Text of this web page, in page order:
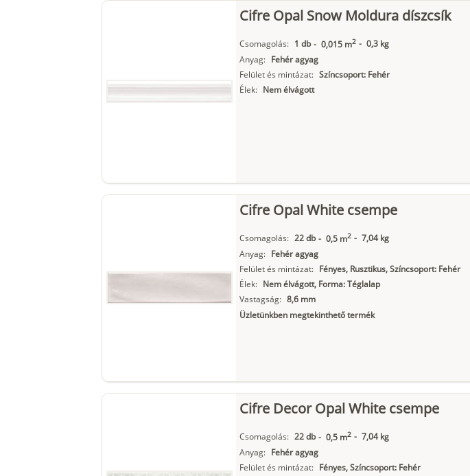
Cifre Opal Snow Moldura díszcsík
Csomagolás: 1 db - 0,015 m2 - 0,3 kg
Anyag: Fehér agyag
Felület és mintázat: Színcsoport: Fehér
Élek: Nem élvágott
Cifre Opal White csempe
Csomagolás: 22 db - 0,5 m2 - 7,04 kg
Anyag: Fehér agyag
Felület és mintázat: Fényes, Rusztikus, Színcsoport: Fehér
Élek: Nem élvágott, Forma: Téglalap
Vastagság: 8,6 mm
Üzletünkben megtekinthető termék
Cifre Decor Opal White csempe
Csomagolás: 22 db - 0,5 m2 - 7,04 kg
Anyag: Fehér agyag
Felület és mintázat: Fényes, Színcsoport: Fehér